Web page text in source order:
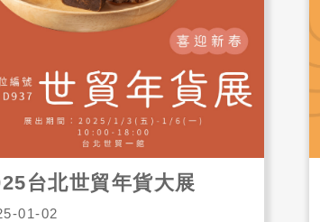
台北世貿年貨大展
01-02